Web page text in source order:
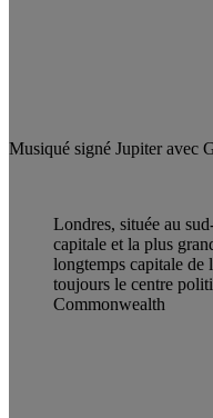
Musiqué signé Jupiter avec
Londres, située au
capitale et la plus
longtemps capitale de
toujours le centre
Commonwealth